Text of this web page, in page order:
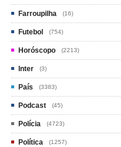
Farroupilha (16)
Futebol (754)
Horóscopo (2213)
Inter (3)
País (3383)
Podcast (45)
Polícia (4723)
Política (1257)